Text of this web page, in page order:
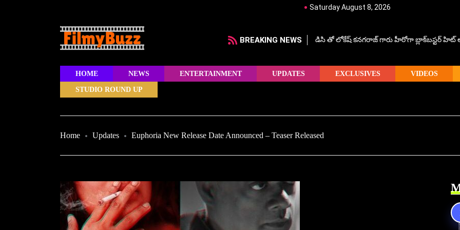
Saturday August 8, 2026
BREAKING NEWS డిసి తో లోకేష్ కనగరాజ్ గారు హీరోగా బ్లాక్‌బస్టర్ హిట్
HOME NEWS ENTERTAINMENT UPDATES EXCLUSIVES VIDEOS
STUDIO ROUND UP
Home Updates Euphoria New Release Date Announced – Teaser Released